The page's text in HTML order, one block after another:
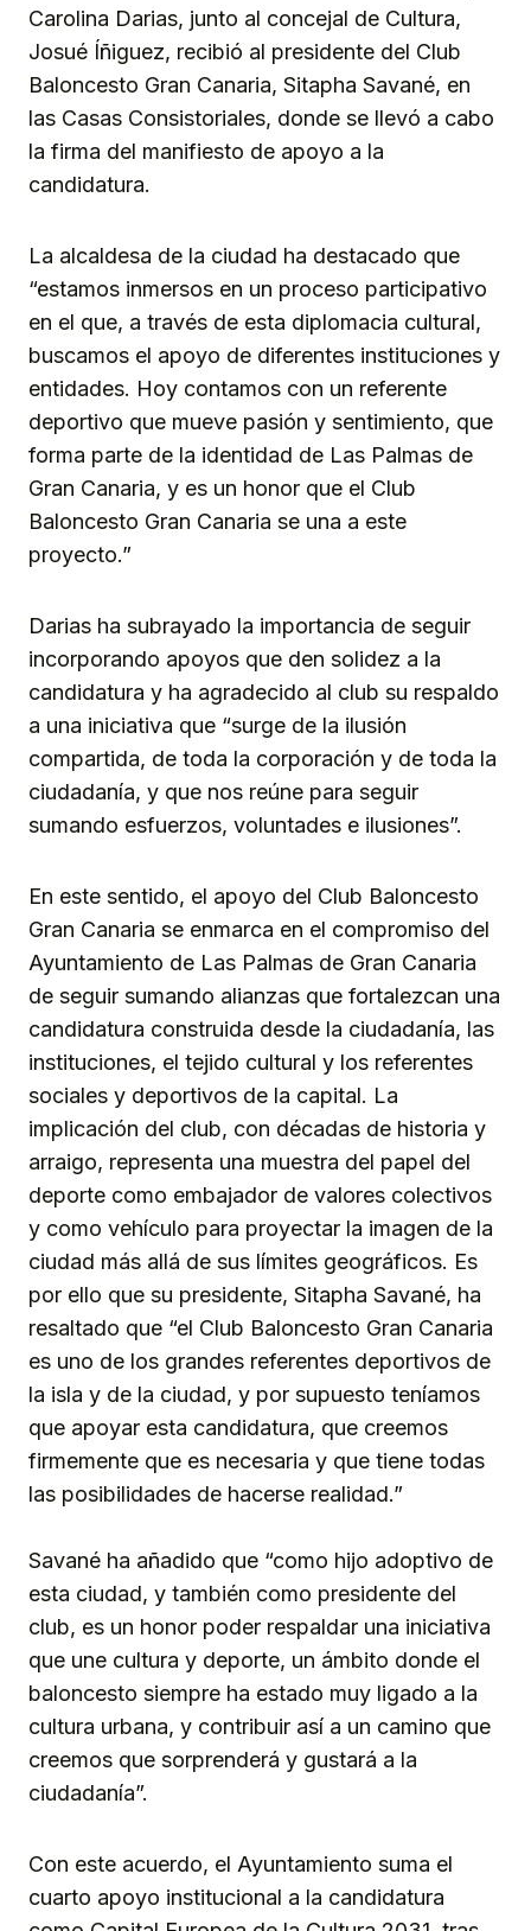
Carolina Darias, junto al concejal de Cultura,
Josué Íñiguez, recibió al presidente del Club
Baloncesto Gran Canaria, Sitapha Savané, en
las Casas Consistoriales, donde se llevó a cabo
la firma del manifiesto de apoyo a la
candidatura.
La alcaldesa de la ciudad ha destacado que
“estamos inmersos en un proceso participativo
en el que, a través de esta diplomacia cultural,
buscamos el apoyo de diferentes instituciones y
entidades. Hoy contamos con un referente
deportivo que mueve pasión y sentimiento, que
forma parte de la identidad de Las Palmas de
Gran Canaria, y es un honor que el Club
Baloncesto Gran Canaria se una a este
proyecto.”
Darias ha subrayado la importancia de seguir
incorporando apoyos que den solidez a la
candidatura y ha agradecido al club su respaldo
a una iniciativa que “surge de la ilusión
compartida, de toda la corporación y de toda la
ciudadanía, y que nos reúne para seguir
sumando esfuerzos, voluntades e ilusiones”.
En este sentido, el apoyo del Club Baloncesto
Gran Canaria se enmarca en el compromiso del
Ayuntamiento de Las Palmas de Gran Canaria
de seguir sumando alianzas que fortalezcan una
candidatura construida desde la ciudadanía, las
instituciones, el tejido cultural y los referentes
sociales y deportivos de la capital. La
implicación del club, con décadas de historia y
arraigo, representa una muestra del papel del
deporte como embajador de valores colectivos
y como vehículo para proyectar la imagen de la
ciudad más allá de sus límites geográficos. Es
por ello que su presidente, Sitapha Savané, ha
resaltado que “el Club Baloncesto Gran Canaria
es uno de los grandes referentes deportivos de
la isla y de la ciudad, y por supuesto teníamos
que apoyar esta candidatura, que creemos
firmemente que es necesaria y que tiene todas
las posibilidades de hacerse realidad.”
Savané ha añadido que “como hijo adoptivo de
esta ciudad, y también como presidente del
club, es un honor poder respaldar una iniciativa
que une cultura y deporte, un ámbito donde el
baloncesto siempre ha estado muy ligado a la
cultura urbana, y contribuir así a un camino que
creemos que sorprenderá y gustará a la
ciudadanía”.
Con este acuerdo, el Ayuntamiento suma el
cuarto apoyo institucional a la candidatura